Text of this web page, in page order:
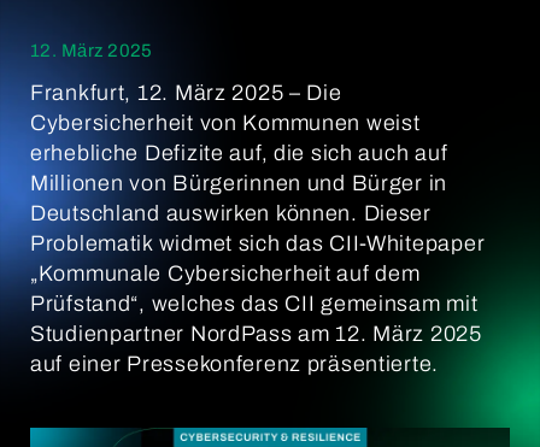
12. März 2025
Frankfurt, 12. März 2025 – Die
Cybersicherheit von Kommunen weist
erhebliche Defizite auf, die sich auch auf
Millionen von Bürgerinnen und Bürger in
Deutschland auswirken können. Dieser
Problematik widmet sich das CII-Whitepaper
„Kommunale Cybersicherheit auf dem
Prüfstand“, welches das CII gemeinsam mit
Studienpartner NordPass am 12. März 2025
auf einer Pressekonferenz präsentierte.